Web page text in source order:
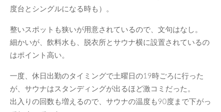
度台とシングルになる時も）。
整いスポットも狭いが用意されているので、文句はなし。
細かいが、飲料水も、脱衣所とサウナ横に設置されているの
はポイント高い。
一度、休日出勤のタイミングで土曜日の19時ごろに行った
が、サウナはスタンディングが出るほど激コミだった。
出入りの回数も増えるので、サウナの温度も90度まで下がっ